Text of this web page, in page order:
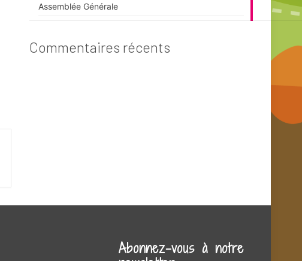
Assemblée Générale
Commentaires récents
Abonnez-vous à notre